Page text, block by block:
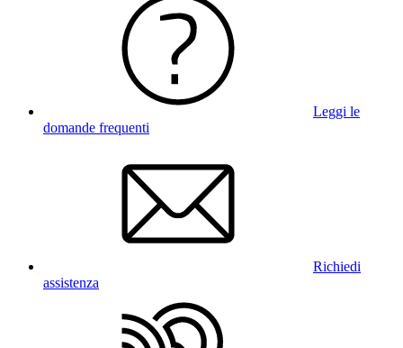
Leggi le
domande frequenti
Richiedi
assistenza